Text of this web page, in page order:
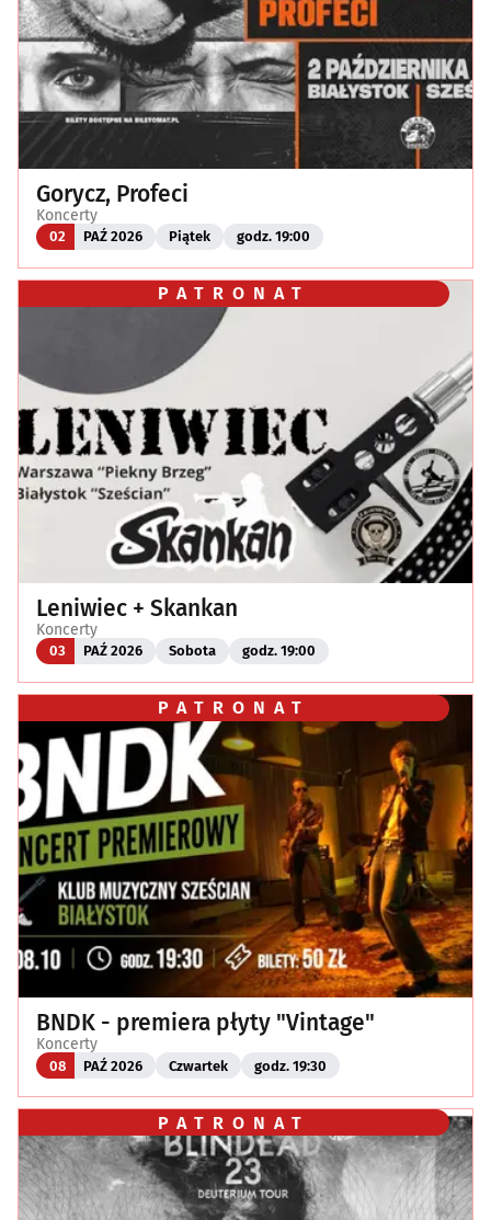
Gorycz, Profeci
Koncerty
02 PAŹ 2026 Piątek godz. 19:00
PATRONAT
Leniwiec + Skankan
Koncerty
03 PAŹ 2026 Sobota godz. 19:00
PATRONAT
BNDK - premiera płyty "Vintage"
Koncerty
08 PAŹ 2026 Czwartek godz. 19:30
PATRONAT